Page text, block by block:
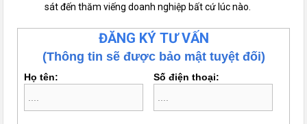
sát đến thăm viếng doanh nghiệp bất cứ lúc nào.
ĐĂNG KÝ TƯ VẤN
(Thông tin sẽ được bảo mật tuyệt đối)
Họ tên: Số điện thoại: